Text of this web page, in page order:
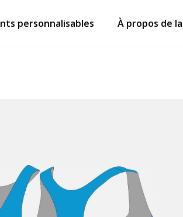
personnalisables À propos de